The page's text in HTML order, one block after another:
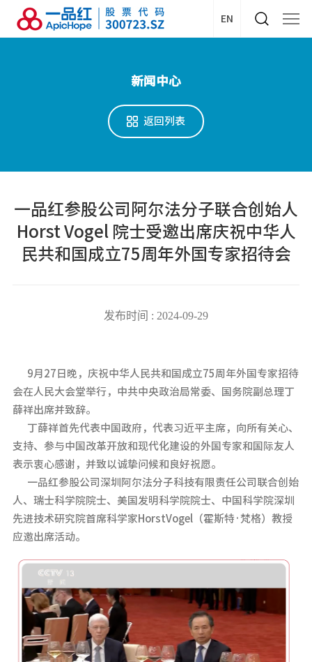
EN
新闻中心
返回列表
一品红参股公司阿尔法分子联合创始人
Horst Vogel 院士受邀出席庆祝中华人
民共和国成立75周年外国专家招待会
发布时间 : 2024-09-29
9月27日晚，庆祝中华人民共和国成立75周年外国专家招待
会在人民大会堂举行，中共中央政治局常委、国务院副总理丁
薛祥出席并致辞。
丁薛祥首先代表中国政府，代表习近平主席，向所有关心、
支持、参与中国改革开放和现代化建设的外国专家和国际友人
表示衷心感谢，并致以诚挚问候和良好祝愿。
一品红参股公司深圳阿尔法分子科技有限责任公司联合创始
人、瑞士科学院院士、美国发明科学院院士、中国科学院深圳
先进技术研究院首席科学家HorstVogel（霍斯特·梵格）教授
应邀出席活动。